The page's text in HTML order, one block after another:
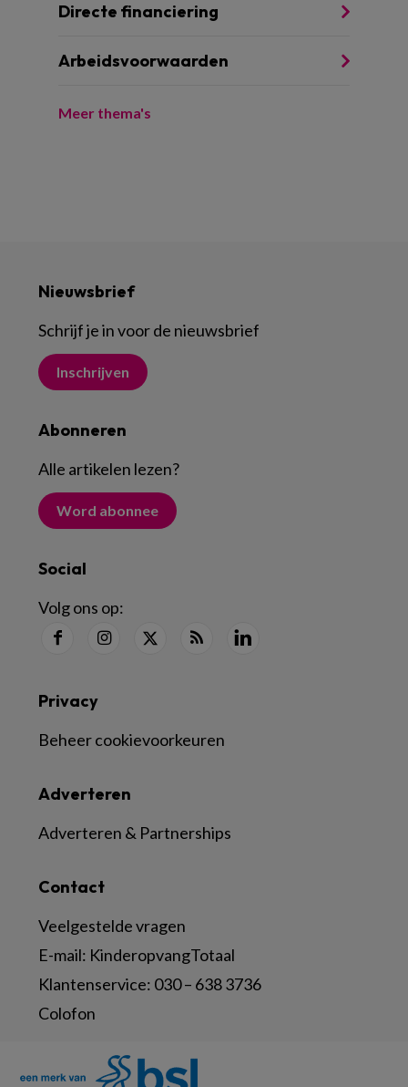
Directe financiering
Arbeidsvoorwaarden
Meer thema's
Nieuwsbrief
Schrijf je in voor de nieuwsbrief
Inschrijven
Abonneren
Alle artikelen lezen?
Word abonnee
Social
Volg ons op:
Contact
Veelgestelde vragen
E-mail: KinderopvangTotaal
Klantenservice: 030 – 638 3736
Colofon
Adverteren
Adverteren & Partnerships
Privacy
Beheer cookievoorkeuren